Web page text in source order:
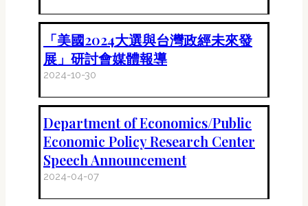
「美國2024大選與台灣政經未來發
展」研討會媒體報導
2024-10-30
Department of Economics/Public
Economic Policy Research Center
Speech Announcement
2024-04-07